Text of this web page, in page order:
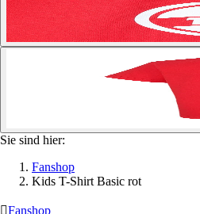
Sie sind hier:
Fanshop
Kids T-Shirt Basic rot
Fanshop